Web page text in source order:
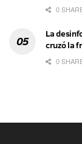
0
La
cruzó la
0